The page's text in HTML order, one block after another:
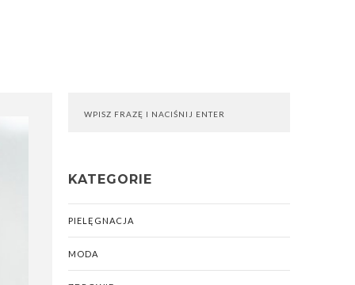
KATEGORIE
PIELĘGNACJA
MODA